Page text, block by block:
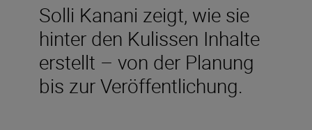
Solli Kanani zeigt, wie sie
hinter den Kulissen Inhalte
erstellt – von der Planung
bis zur Veröffentlichung.